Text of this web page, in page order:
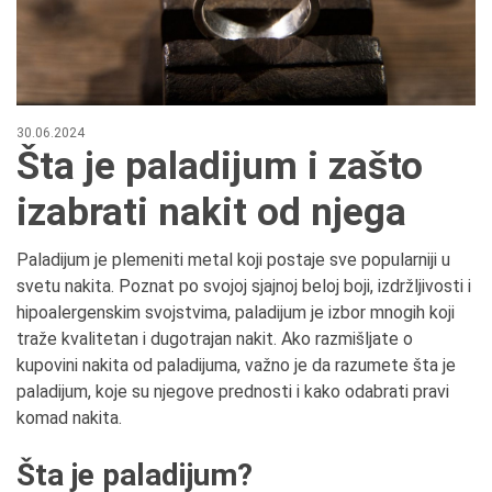
30.06.2024
Šta je paladijum i zašto
izabrati nakit od njega
Paladijum je plemeniti metal koji postaje sve popularniji u
svetu nakita. Poznat po svojoj sjajnoj beloj boji, izdržljivosti i
hipoalergenskim svojstvima, paladijum je izbor mnogih koji
traže kvalitetan i dugotrajan nakit. Ako razmišljate o
kupovini nakita od paladijuma, važno je da razumete šta je
paladijum, koje su njegove prednosti i kako odabrati pravi
komad nakita.
Šta je paladijum?